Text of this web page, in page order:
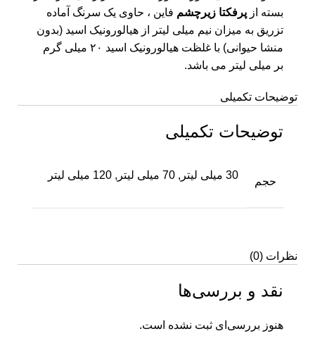
بسته از پرفکتا زیرچشم فاین ، حاوی یک سرنگ آماده
تزریق به میزان نیم میلی لیتر از هیالورونیک اسید (بدون
منشا حیوانی) با غلظت هیالورونیک اسید ۲۰ میلی گرم
بر میلی لیتر می باشد.
توضیحات تکمیلی
توضیحات تکمیلی
حجم
30 میلی لیتر, 70 میلی لیتر, 120 میلی لیتر
نظرات (0)
نقد و بررسی‌ها
هنوز بررسی‌ای ثبت نشده است.